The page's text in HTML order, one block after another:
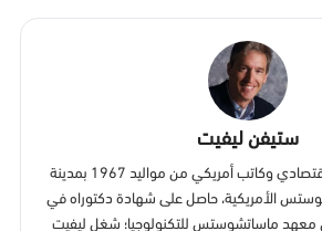
ستيفن ليفيت
ستيفن دايفيد ليفيت اقتصادي وكاتب أمريكي من مواليد 1967 بمدينة
الأمريكية، حاصل على شهادة دكتوراه في
معهد ماساتشوستس للتكنولوجيا؛ شغل ليفيت